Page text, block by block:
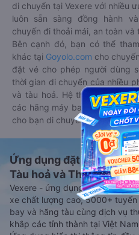
di chuyển tại Vexere với nhiều
luôn sẵn sàng đồng hành
chuyến đi thoải mái, an toàn và
Bên cạnh đó, bạn có thể
khác tại Goyolo.com cho
đặt vé cho phép người dùng
thời gian di chuyển của nhiều
và tàu hoả. Hệ thống của
các hãng máy bay, xe khách
cho bạn di chuyển.
Ứng dụng đặt vé Xe
Tàu hoả và Thuê xe
Vexere - ứng dụng đặt vé đa
xe chất lượng cao, 5000+
bay và hãng tàu cùng dịch vụ
khắp các tỉnh thành tại Việt